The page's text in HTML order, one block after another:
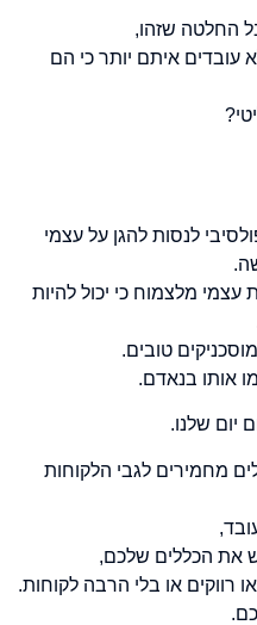
החלטה שזהו,
עובדים איתם יותר כי הם
לנסות להגן על עצמי
מלצמוח כי יכול להיות
טובים.
אותו בנאדם.
יום שלנו.
מחמירים לגבי הלקוחות
את הכללים שלכם,
רווקים או בלי הרבה לקוחות.